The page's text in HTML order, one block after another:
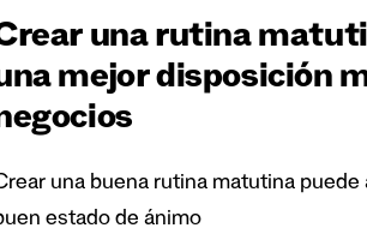
una rutina
mejor disposición
una buena rutina matutina
estado de ánimo